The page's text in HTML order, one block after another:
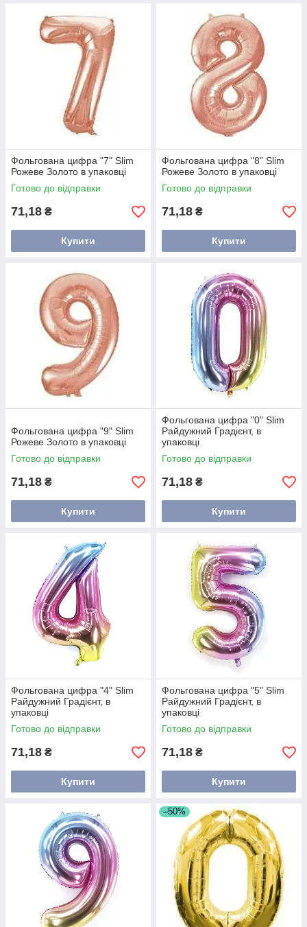
Фольгована цифра "7" Slim
Рожеве Золото в упаковці
Готово до відправки
71,18 ₴
Купити
Фольгована цифра "8" Slim
Рожеве Золото в упаковці
Готово до відправки
71,18 ₴
Купити
Фольгована цифра "9" Slim
Рожеве Золото в упаковці
Готово до відправки
71,18 ₴
Купити
Фольгована цифра "0" Slim
Райдужний Градієнт, в
упаковці
Готово до відправки
71,18 ₴
Купити
Фольгована цифра "4" Slim
Райдужний Градієнт, в
упаковці
Готово до відправки
71,18 ₴
Купити
Фольгована цифра "5" Slim
Райдужний Градієнт, в
упаковці
Готово до відправки
71,18 ₴
Купити
–50%